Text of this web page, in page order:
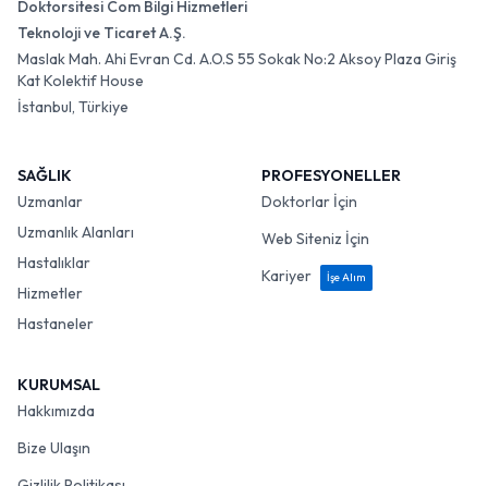
Doktorsitesi Com Bilgi Hizmetleri
Teknoloji ve Ticaret A.Ş.
Maslak Mah. Ahi Evran Cd. A.O.S 55 Sokak No:2 Aksoy Plaza Giriş
Kat Kolektif House
İstanbul, Türkiye
SAĞLIK
Uzmanlar
Uzmanlık Alanları
Hastalıklar
Hizmetler
Hastaneler
PROFESYONELLER
Doktorlar İçin
Web Siteniz İçin
Kariyer
İşe Alım
KURUMSAL
Hakkımızda
Bize Ulaşın